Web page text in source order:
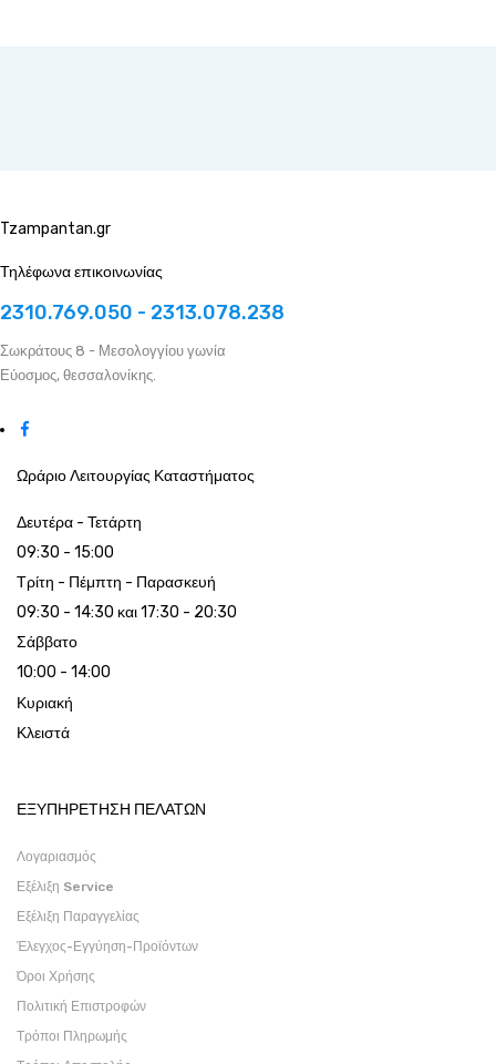
Tzampantan.gr
Τηλέφωνα επικοινωνίας
2310.769.050 - 2313.078.238
Σωκράτους 8 - Μεσολογγίου γωνία
Εύοσμος, θεσσαλονίκης.
Ωράριο Λειτουργίας Καταστήματος
Δευτέρα - Τετάρτη
09:30 - 15:00
Τρίτη - Πέμπτη - Παρασκευή
09:30 - 14:30 και 17:30 - 20:30
Σάββατο
10:00 - 14:00
Κυριακή
Κλειστά
ΕΞΥΠΗΡΕΤΗΣΗ ΠΕΛΑΤΩΝ
Λογαριασμός
Εξέλιξη Service
Εξέλιξη Παραγγελίας
Έλεγχος-Εγγύηση-Προϊόντων
Όροι Χρήσης
Πολιτική Επιστροφών
Τρόποι Πληρωμής